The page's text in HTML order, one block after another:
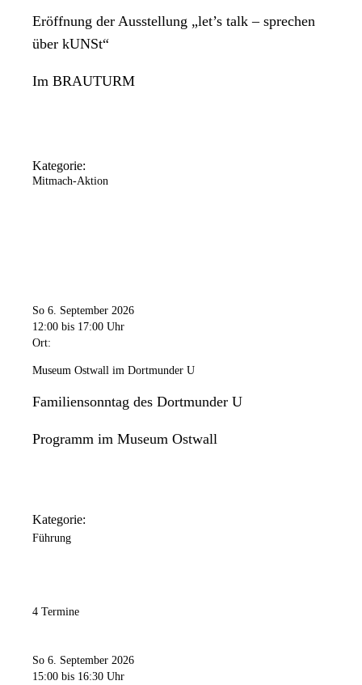
Eröffnung der Ausstellung „let’s talk – sprechen
über kUNSt“
Im BRAUTURM
Kategorie:
Mitmach-Aktion
So 6. September 2026
12:00 bis 17:00 Uhr
Ort:
Museum Ostwall im Dortmunder U
Familiensonntag des Dortmunder U
Programm im Museum Ostwall
Kategorie:
Führung
4 Termine
So 6. September 2026
15:00 bis 16:30 Uhr